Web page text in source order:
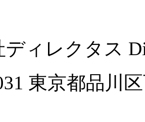
ィレクタス
東京都品川